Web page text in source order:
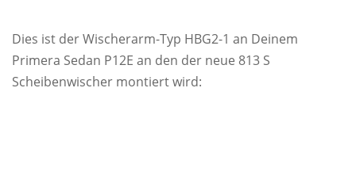
Dies ist der Wischerarm-Typ HBG2-1 an Deinem
Primera Sedan P12E an den der neue 813 S
Scheibenwischer montiert wird: